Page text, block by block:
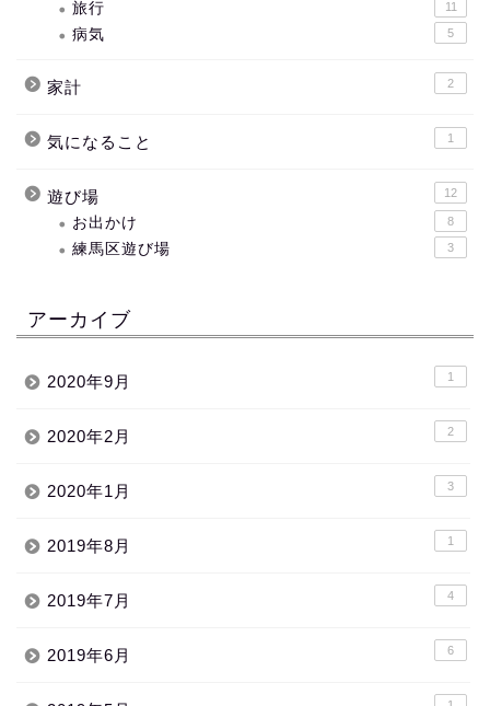
旅行 11
病気 5
家計 2
気になること 1
遊び場 12
お出かけ 8
練馬区遊び場 3
アーカイブ
2020年9月 1
2020年2月 2
2020年1月 3
2019年8月 1
2019年7月 4
2019年6月 6